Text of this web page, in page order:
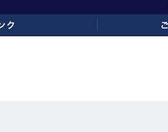
ご意見・ご感想